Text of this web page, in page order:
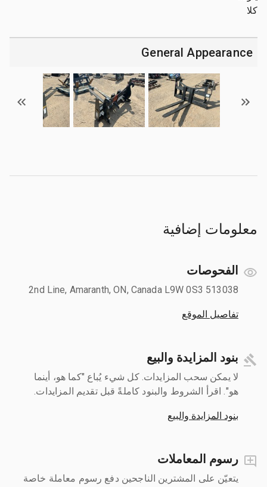
كلا
General Appearance
معلومات إضافية
الفحوصات
513038 2nd Line, Amaranth, ON, Canada L9W 0S3
تفاصيل الموقع
بنود المزايدة والبيع
لا يمكن سحب المزايدات. كل شيء يُباع "كما هو، أينما
هو". اقرأ الشروط والبنود كاملةً قبل تقديم المزايدات.
بنود المزايدة والبيع
رسوم المعاملات
يتعيّن على المشترين الناجحين دفع رسوم معاملة خاصة